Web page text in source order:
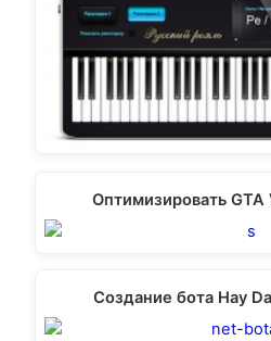
Оптимизировать
Создание бота Hay